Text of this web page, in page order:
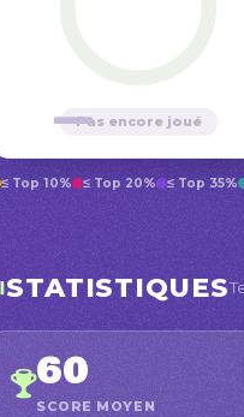
—Pas encore joué
≤ Top 10% ≤ Top 20% ≤ Top 35%
STATISTIQUES
60
SCORE MOYEN